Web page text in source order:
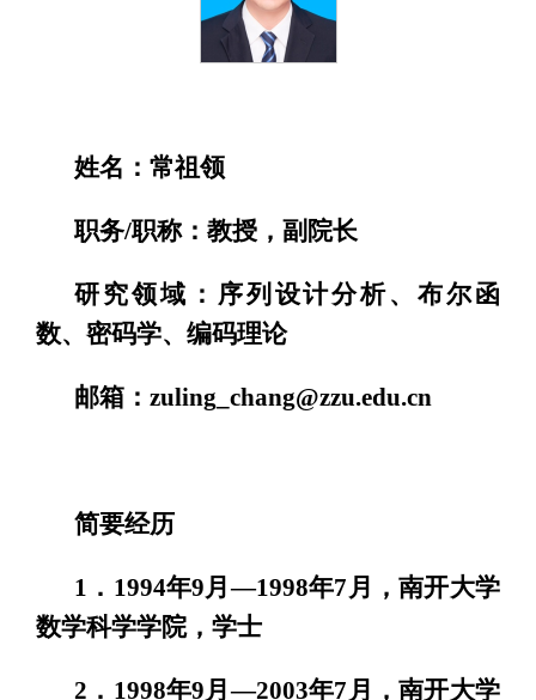
姓名：常祖领
职务/职称：教授，副院长
研究领域：序列设计分析、布尔函
数、密码学、编码理论
邮箱：zuling_chang@zzu.edu.cn
简要经历
1．1994年9月—1998年7月，南开大学
数学科学学院，学士
2．1998年9月—2003年7月，南开大学